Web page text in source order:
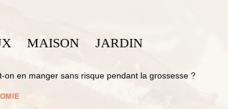
MAISON JARDIN
on en manger sans risque pendant la grossesse ?